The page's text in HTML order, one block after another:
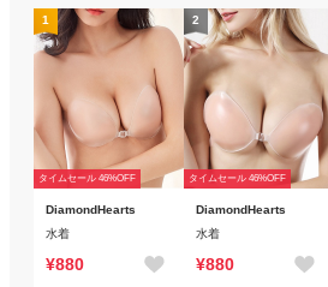
1
タイムセール 46%OFF
DiamondHearts
水着
¥880
2
タイムセール 46%OFF
DiamondHearts
水着
¥880